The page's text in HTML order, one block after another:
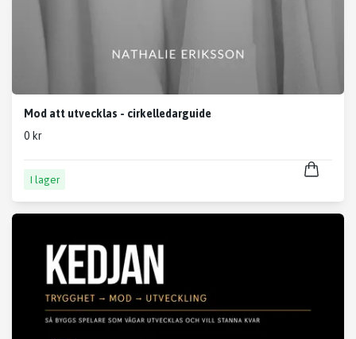
Mod att utvecklas - cirkelledarguide
0 kr
I lager